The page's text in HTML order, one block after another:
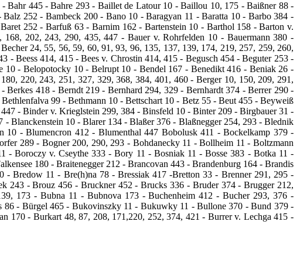
Bahr 445 ‑ Bahre 293 ‑ Baillet de Latour 10 ‑ Baillou 10, 175 ‑ Baißner 88 ‑
252 ‑ Bambeck 200 ‑ Bano 10 ‑ Baragyan 11 ‑ Baratta 10 - Barbo 384 ‑
252 ‑ Barfuß 63 ‑ Barnim 162 ‑ Bartenstein 10 ‑ Barthol 158 ‑ Barton v.
202, 243, 290, 435, 447 ‑ Bauer v. Rohrfelden 10 ‑ Bauermann 380 ‑
24, 55, 56, 59, 60, 91, 93, 96, 135, 137, 139, 174, 219, 257, 259, 260,
Beess 414, 415 ‑ Bees v. Chrostin 414, 415 ‑ Begusch 454 ‑ Beguter 253 -
‑ Belopotocky 10 ‑ Belrupt 10 ‑ Bendel 167 ‑ Benedikt 416 ‑ Beniak 26 ‑
220, 243, 251, 327, 329, 368, 384, 401, 460 ‑ Berger 10, 150, 209, 291,
418 ‑ Berndt 219 - Bernhard 294, 329 ‑ Bernhardt 374 ‑ Berrer 290 ‑
99 ‑ Bethmann 10 ‑ Bettschart 10 - Betz 55 ‑ Beut 455 ‑ Beyweiß
‑ Binder v. Krieglstein 299, 384 ‑ Binsfeld 10 ‑ Binter 209 ‑ Birgbauer 31 ‑
Blanckenstein 10 ‑ Blarer 134 ‑ Blaßer 376 ‑ Blaßnegger 254, 293 ‑ Blednik
‑ Blumencron 412 ‑ Blumenthal 447 Bobolusk 411 ‑ Bockelkamp 379 ‑
289 ‑ Bogner 200, 290, 293 ‑ Bohdanecky 11 ‑ Bollheim 11 - Boltzmann
Boroczy v. Cseythe 333 ‑ Bory 11 ‑ Bosniak 11 ‑ Bosse 383 ‑ Botka 11 ‑
180 ‑ Braitenegger 212 ‑ Brancovan 443 - Brandenburg 164 ‑ Brandis
Bredow 11 ‑ Bre(h)na 78 ‑ Bressiak 417 ‑Bretton 33 ‑ Brenner 291, 295 -
243 ‑ Brouz 456 ‑ Bruckner 452 ‑ Brucks 336 ‑ Bruder 374 ‑ Brugger 212,
173 ‑ Bubna 11 ‑ Bubnova 173 ‑ Buchenheim 412 - Bucher 293, 376 ‑
‑ Bürgel 465 ‑ Bukovinszky 11 ‑ Bukuwky 11 ‑ Bullone 370 ‑ Bund 379 ‑
170 ‑ Burkart 48, 87, 208, 171,220, 252, 374, 421 ‑ Burrer v. Lechga 415 ‑